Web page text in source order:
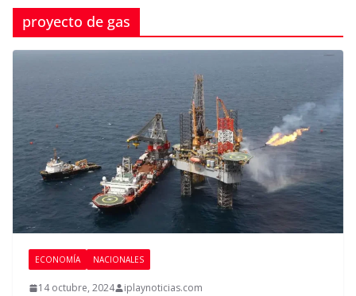
proyecto de gas
ECONOMÍA NACIONALES
14 octubre, 2024 iplaynoticias.com